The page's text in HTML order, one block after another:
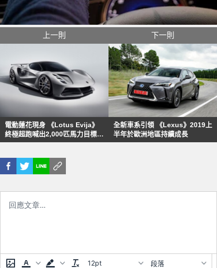
上一則
電動蓮花現身 《Lotus Evija》
終極超跑喊出2,000匹馬力目標輸
出
下一則
全新車系引領 《Lexus》2019上
半年於歐洲地區持續成長
12pt 段落